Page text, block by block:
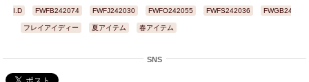
I.D FWFB242074 FWFJ242030 FWFO242055 FWFS242036 FWGB241321
フレイアイディー 夏アイテム 春アイテム
SNS